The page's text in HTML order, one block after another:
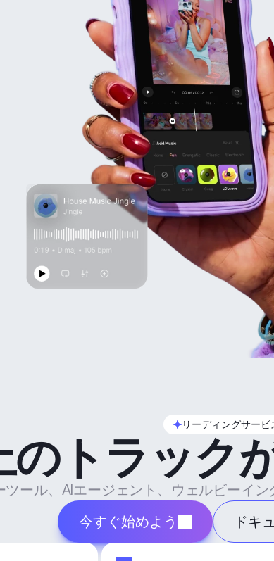
リーディングサービ
のトラック
ール、AIエージェント、ウェルビーイ
今すぐ始めよう
ドキ